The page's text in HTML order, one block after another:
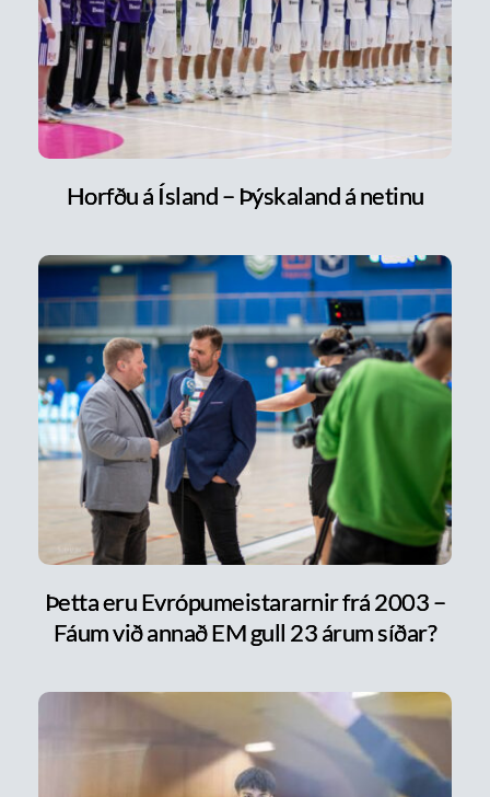
Horfðu á Ísland – Þýskaland á netinu
Þetta eru Evrópumeistararnir frá 2003 –
Fáum við annað EM gull 23 árum síðar?